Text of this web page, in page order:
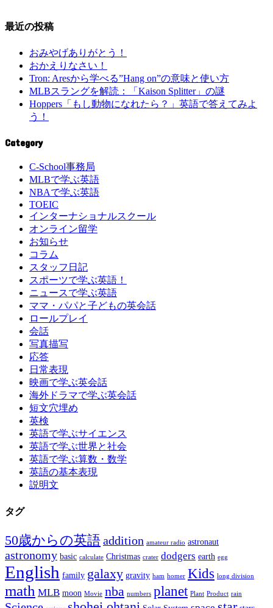
最近の投稿
おみやげありがとう！
おかえりなさい！
Tron: Aresから学べる”Hang on”の意味と使い方
MLBスラングを解読：「Kaison Splitter」の謎
Hoppers「もし動物になれたら？」英語で答えてみよ
う！
Category
C-School事務局
MLBで学ぶ英語
NBAで学ぶ英語
TOEIC
インターナショナルスクール
オンライン留学
お知らせ
コラム
スタッフ日記
スポーツで学ぶ英語！
ニュースで学ぶ英語
ママ・パパと子どもの英会話
ロールプレイ
会話
写真描写
応答
日常表現
映画で学ぶ英会話
海外ドラマで学ぶ英会話
短文穴埋め
英検
英語で学ぶサイエンス
英語で学ぶ世界と社会
英語で学ぶ算数・数学
英語の基本表現
説明文
タグ
50歳からの英語addition amateur radio astronaut
astronomy basic calculate Christmas crater dodgers earth egg
English family galaxy gravity ham homer Kids long division
math MLB moon Movie nba numbers planet Plant Product rain